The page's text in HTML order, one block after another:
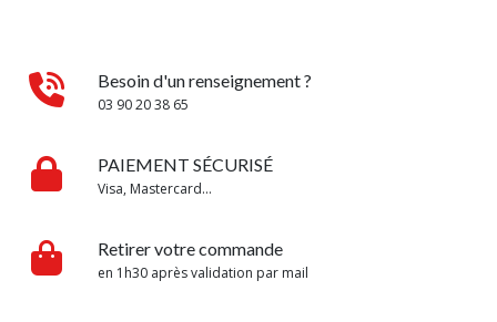
Besoin d'un renseignement ?
03 90 20 38 65
PAIEMENT SÉCURISÉ
Visa, Mastercard...
Retirer votre commande
en 1h30 après validation par mail